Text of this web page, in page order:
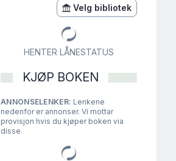
Velg bibliotek
HENTER LÅNESTATUS
KJØP BOKEN
ANNONSELENKER: Lenkene
nedenfor er annonser. Vi mottar
provisjon hvis du kjøper boken via
disse.